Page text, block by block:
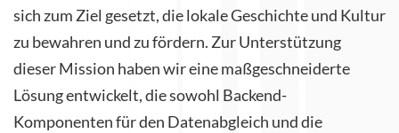
sich zum Ziel gesetzt, die lokale Geschichte und Kultur
zu bewahren und zu fördern. Zur Unterstützung
dieser Mission haben wir eine maßgeschneiderte
Lösung entwickelt, die sowohl Backend-
Komponenten für den Datenabgleich und die